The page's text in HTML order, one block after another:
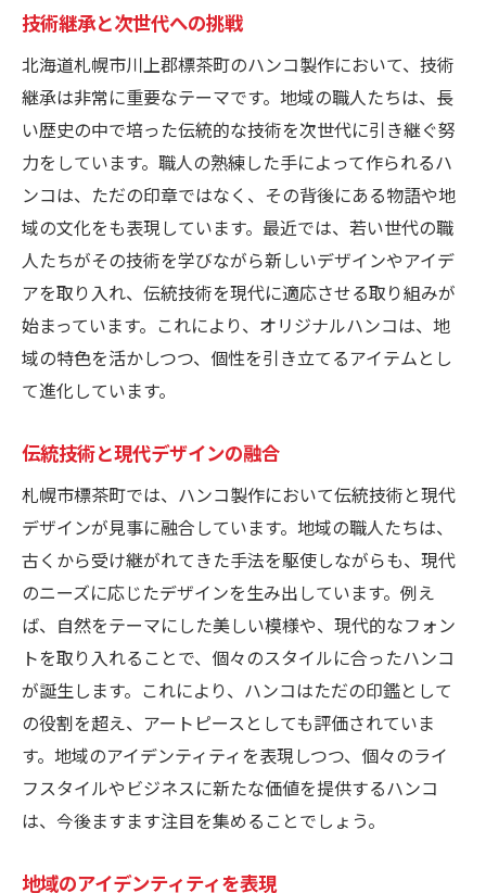
技術継承と次世代への挑戦
北海道札幌市川上郡標茶町のハンコ製作において、技術
継承は非常に重要なテーマです。地域の職人たちは、長
い歴史の中で培った伝統的な技術を次世代に引き継ぐ努
力をしています。職人の熟練した手によって作られるハ
ンコは、ただの印章ではなく、その背後にある物語や地
域の文化をも表現しています。最近では、若い世代の職
人たちがその技術を学びながら新しいデザインやアイデ
アを取り入れ、伝統技術を現代に適応させる取り組みが
始まっています。これにより、オリジナルハンコは、地
域の特色を活かしつつ、個性を引き立てるアイテムとし
て進化しています。
伝統技術と現代デザインの融合
札幌市標茶町では、ハンコ製作において伝統技術と現代
デザインが見事に融合しています。地域の職人たちは、
古くから受け継がれてきた手法を駆使しながらも、現代
のニーズに応じたデザインを生み出しています。例え
ば、自然をテーマにした美しい模様や、現代的なフォン
トを取り入れることで、個々のスタイルに合ったハンコ
が誕生します。これにより、ハンコはただの印鑑として
の役割を超え、アートピースとしても評価されていま
す。地域のアイデンティティを表現しつつ、個々のライ
フスタイルやビジネスに新たな価値を提供するハンコ
は、今後ますます注目を集めることでしょう。
地域のアイデンティティを表現